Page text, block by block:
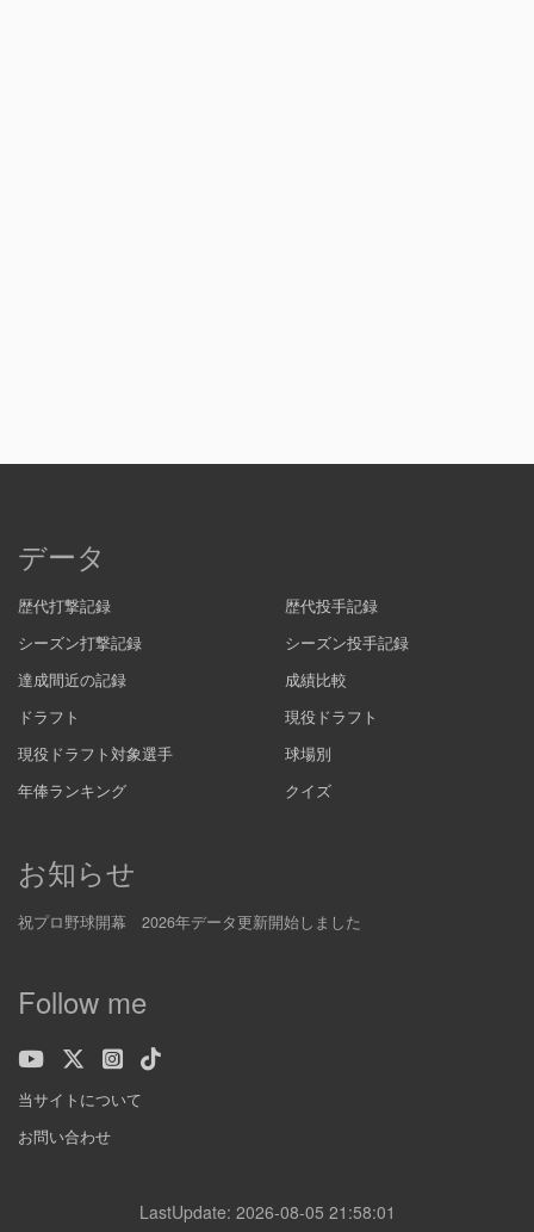
データ
歴代打撃記録
歴代投手記録
シーズン打撃記録
シーズン投手記録
達成間近の記録
成績比較
ドラフト
現役ドラフト
現役ドラフト対象選手
球場別
年俸ランキング
クイズ
お知らせ
祝プロ野球開幕 2026年データ更新開始しました
Follow me
当サイトについて
お問い合わせ
LastUpdate: 2026-08-05 21:58:01